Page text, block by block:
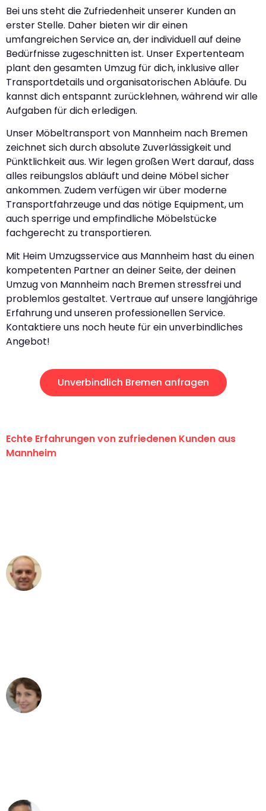
Bei uns steht die Zufriedenheit unserer Kunden an
erster Stelle. Daher bieten wir dir einen
umfangreichen Service an, der individuell auf deine
Bedürfnisse zugeschnitten ist. Unser Expertenteam
plant den gesamten Umzug für dich, inklusive aller
Transportdetails und organisatorischen Abläufe. Du
kannst dich entspannt zurücklehnen, während wir alle
Aufgaben für dich erledigen.
Unser Möbeltransport von Mannheim nach Bremen
zeichnet sich durch absolute Zuverlässigkeit und
Pünktlichkeit aus. Wir legen großen Wert darauf, dass
alles reibungslos abläuft und deine Möbel sicher
ankommen. Zudem verfügen wir über moderne
Transportfahrzeuge und das nötige Equipment, um
auch sperrige und empfindliche Möbelstücke
fachgerecht zu transportieren.
Mit Heim Umzugsservice aus Mannheim hast du einen
kompetenten Partner an deiner Seite, der deinen
Umzug von Mannheim nach Bremen stressfrei und
problemlos gestaltet. Vertraue auf unsere langjährige
Erfahrung und unseren professionellen Service.
Kontaktiere uns noch heute für ein unverbindliches
Angebot!
Unverbindlich Bremen anfragen
Echte Erfahrungen von zufriedenen Kunden aus
Mannheim